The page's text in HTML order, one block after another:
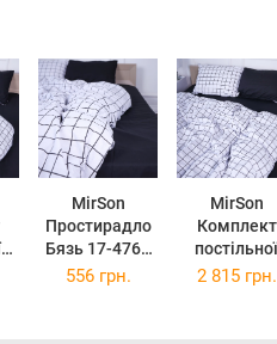
MirSon
Простирадло
Бязь 17-4765
Piacenza
MirSon
Комплект
постільної
білизни
556 грн. 2 815 грн.